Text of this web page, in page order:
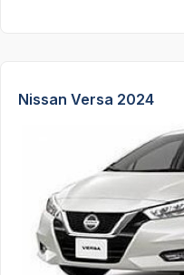
Nissan Versa 2024